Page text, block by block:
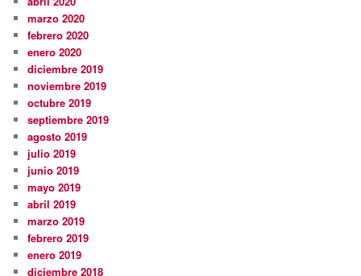
marzo 2020
febrero 2020
enero 2020
diciembre 2019
noviembre 2019
octubre 2019
septiembre 2019
agosto 2019
julio 2019
junio 2019
mayo 2019
abril 2019
marzo 2019
febrero 2019
enero 2019
diciembre 2018